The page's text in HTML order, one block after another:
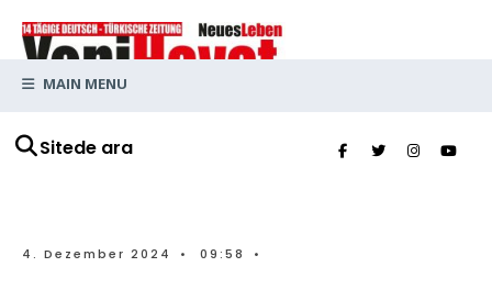
Sitede ara
MAIN MENU
4. Dezember 2024 • 09:58 •